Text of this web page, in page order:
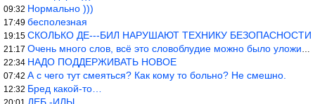
09:32 Нормально )))
17:49 бесполезная
19:15 СКОЛЬКО ДЕ---БИЛ НАРУШАЮТ ТЕХНИКУ БЕЗОПАСНОСТИ
21:17 Очень много слов, всё это словоблудие можно было уложить в 1 мин
22:34 НАДО ПОДДЕРЖИВАТЬ НОВОЕ
07:42 А с чего тут смеяться? Как кому то больно? Не смешно.
12:32 Бред какой-то…